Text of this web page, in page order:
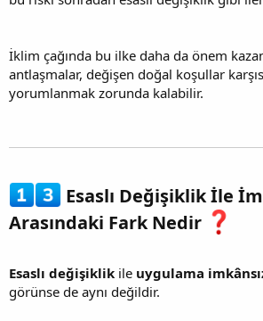
İklim çağında bu ilke daha da önem
antlaşmalar, değişen doğal koşullar
yorumlanmak zorunda kalabilir.
Esaslı Değişiklik İle
Arasındaki Fark Nedir
Esaslı değişiklik ile uygulama
görünse de aynı değildir.